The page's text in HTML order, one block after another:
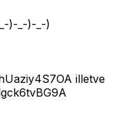
)-_-)-_-)
illetve